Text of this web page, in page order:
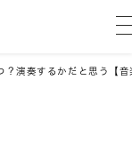
？演奏するかだと思う【